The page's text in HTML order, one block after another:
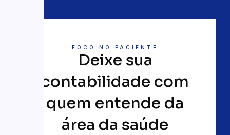
FOCO NO PACIENTE
Deixe sua
contabilidade com
quem entende da
área da saúde